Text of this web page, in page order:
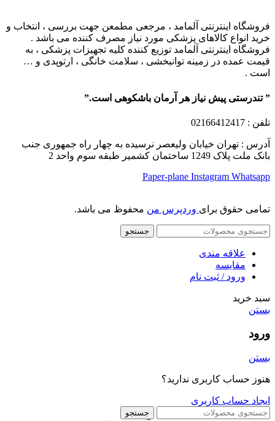
فروشگاه اینترنتی آلمامد ، مرجعی مطمعن جهت بررسی ، انتخاب و
خرید انواع کالاهای پزشکی مورد نیاز مصرف کننده می باشد .
فروشگاه اینترنتی آلمامد توزیع کننده کلیه تجهیزات پزشکی ، به
قیمت عمده در زمینه توانبخشی ، سلامت خانگی ، ارتوپدی و …
است .
” تندرستی پیش نیاز هر آرمان باشکوهی است.”
تلفن : 02166412417
آدرس : تهران خیابان ولیعصر نرسیده به چهار راه جمهوری جنب
بانک ملت پلاک 1249 ساختمان کشمیر طبقه سوم واحد 2
Paper-plane Instagram Whatsapp
تمامی حقوق برای وردپرس من محفوظ می باشد.
جستجو
علاقه مندی
مقایسه
ورود / ثبت نام
سبد خرید
بستن
ورود
بستن
هنوز حساب کاربری ندارید؟
ایجاد حساب کاربری
جستجو